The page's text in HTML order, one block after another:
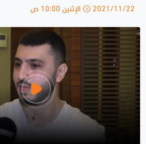
2021/11/22 الإثنين 10:00 ص